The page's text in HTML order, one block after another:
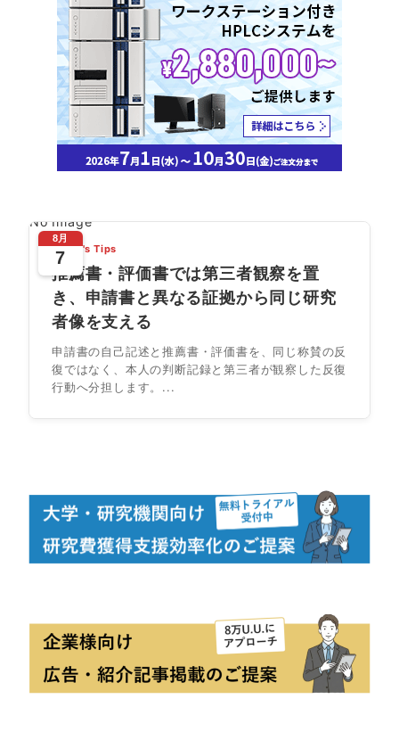
No Image
8月
7
Today's Tips
推薦書・評価書では第三者観察を置
き、申請書と異なる証拠から同じ研究
者像を支える
申請書の自己記述と推薦書・評価書を、同じ称賛の反
復ではなく、本人の判断記録と第三者が観察した反復
行動へ分担します。...